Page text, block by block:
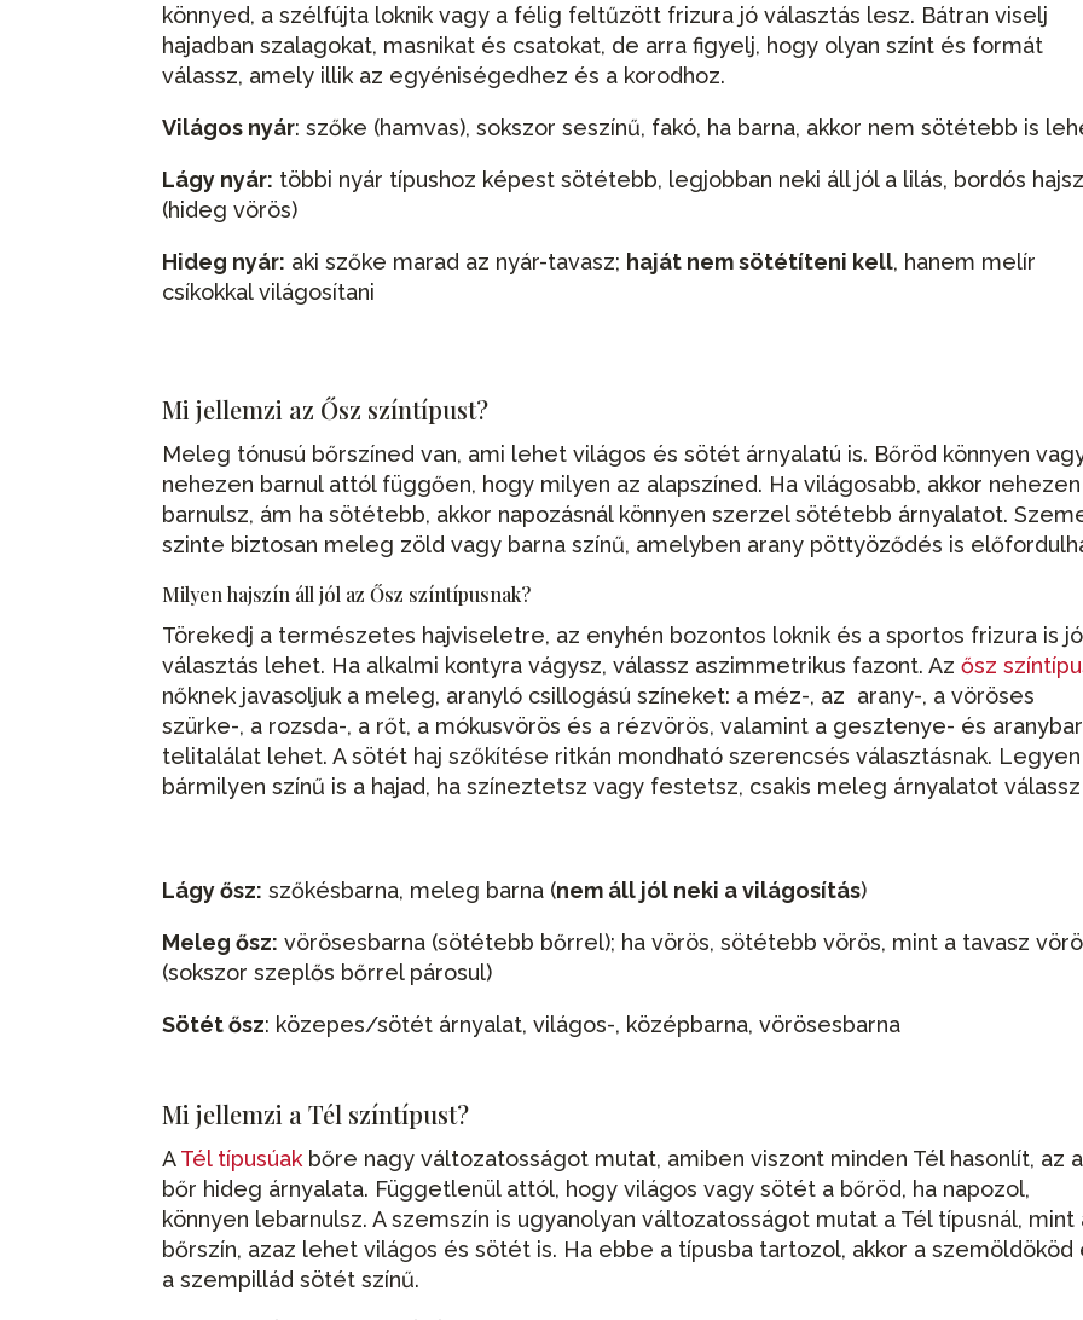
könnyed, a szélfújta loknik vagy a félig feltűzött frizura jó választás lesz. Bátran viselj
hajadban szalagokat, masnikat és csatokat, de arra figyelj, hogy olyan színt és formát
válassz, amely illik az egyéniségedhez és a korodhoz.
Világos nyár: szőke (hamvas), sokszor seszínű, fakó, ha barna, akkor nem sötétebb is
Lágy nyár: többi nyár típushoz képest sötétebb, legjobban neki áll jól a lilás, bordós
(hideg vörös)
Hideg nyár: aki szőke marad az nyár-tavasz; haját nem sötétíteni kell, hanem melír
csíkokkal világosítani
Mi jellemzi az Ősz színtípust?
Meleg tónusú bőrszíned van, ami lehet világos és sötét árnyalatú is. Bőröd könnyen
nehezen barnul attól függően, hogy milyen az alapszíned. Ha világosabb, akkor nehezen
barnulsz, ám ha sötétebb, akkor napozásnál könnyen szerzel sötétebb árnyalatot.
szinte biztosan meleg zöld vagy barna színű, amelyben arany pöttyöződés is
Milyen hajszín áll jól az Ősz színtípusnak?
Törekedj a természetes hajviseletre, az enyhén bozontos loknik és a sportos frizura is jó
választás lehet. Ha alkalmi kontyra vágysz, válassz aszimmetrikus fazont. Azősz
nőknek javasoljuk a meleg, aranyló csillogású színeket: a méz-, az arany-, a vöröses
szürke-, a rozsda-, a rőt, a mókusvörös és a rézvörös, valamint a gesztenye- és
telitalálat lehet. A sötét haj szőkítése ritkán mondható szerencsés választásnak. Legyen
bármilyen színű is a hajad, ha színeztetsz vagy festetsz, csakis meleg árnyalatot
Lágy ősz: szőkésbarna, meleg barna (nem áll jól neki a világosítás)
Meleg ősz: vörösesbarna (sötétebb bőrrel); ha vörös, sötétebb vörös, mint a tavasz
(sokszor szeplős bőrrel párosul)
Sötét ősz: közepes/sötét árnyalat, világos-, középbarna, vörösesbarna
Mi jellemzi a Tél színtípust?
ATél típusúak bőre nagy változatosságot mutat, amiben viszont minden Tél hasonlít, az a
bőr hideg árnyalata. Függetlenül attól, hogy világos vagy sötét a bőröd, ha napozol,
könnyen lebarnulsz. A szemszín is ugyanolyan változatosságot mutat a Tél típusnál, mint
bőrszín, azaz lehet világos és sötét is. Ha ebbe a típusba tartozol, akkor a szemöldököd
a szempillád sötét színű.